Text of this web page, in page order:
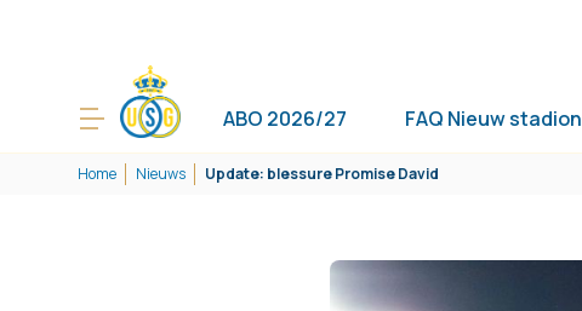
ABO 2026/27 FAQ Nieuw stadion
Home Nieuws Update: blessure Promise David